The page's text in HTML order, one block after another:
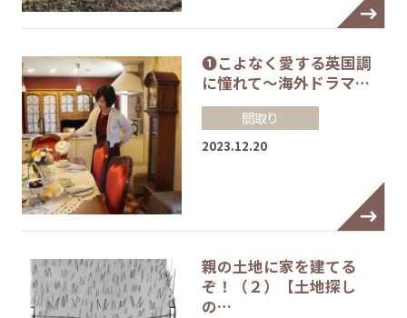
❶こよなく愛する英国調
に憧れて～海外ドラマ…
間取り
2023.12.20
親の土地に家を建てる
ぞ！（２）【土地探し
の…